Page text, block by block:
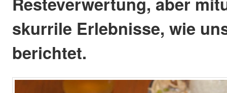
skurrile Erlebnisse, wie
berichtet.